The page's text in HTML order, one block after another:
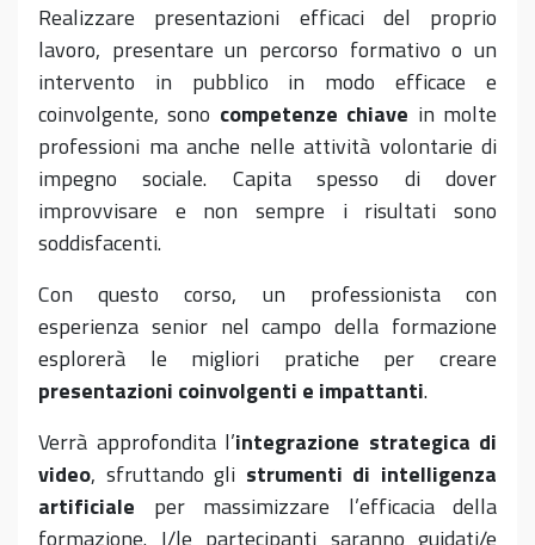
Realizzare presentazioni efficaci del proprio
lavoro, presentare un percorso formativo o un
intervento in pubblico in modo efficace e
coinvolgente, sono competenze chiave in molte
professioni ma anche nelle attività volontarie di
impegno sociale. Capita spesso di dover
improvvisare e non sempre i risultati sono
soddisfacenti.
Con questo corso, un professionista con
esperienza senior nel campo della formazione
esplorerà le migliori pratiche per creare
presentazioni coinvolgenti e impattanti.
Verrà approfondita l’integrazione strategica di
video, sfruttando gli strumenti di intelligenza
artificiale per massimizzare l’efficacia della